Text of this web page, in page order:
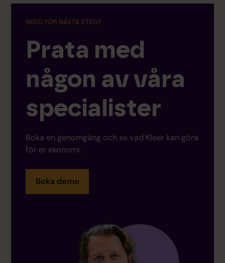
REDO FÖR NÄSTA STEG?
Prata med
någon av våra
specialister
Boka en genomgång och se vad Kleer kan göra
för er ekonomi.
Boka demo